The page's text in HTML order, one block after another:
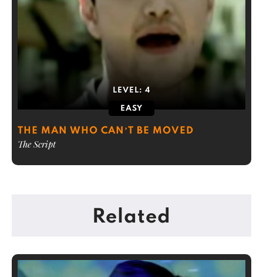
LEVEL: 4
EASY
THE MAN WHO CAN’T BE MOVED
The Script
Related